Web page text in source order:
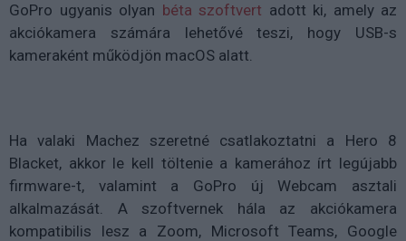
GoPro ugyanis olyan béta szoftvert adott ki, amely az
akciókamera számára lehetővé teszi, hogy USB-s
kameraként működjön macOS alatt.
Ha valaki Machez szeretné csatlakoztatni a Hero 8
Blacket, akkor le kell töltenie a kamerához írt legújabb
firmware-t, valamint a GoPro új Webcam asztali
alkalmazását. A szoftvernek hála az akciókamera
kompatibilis lesz a Zoom, Microsoft Teams, Google